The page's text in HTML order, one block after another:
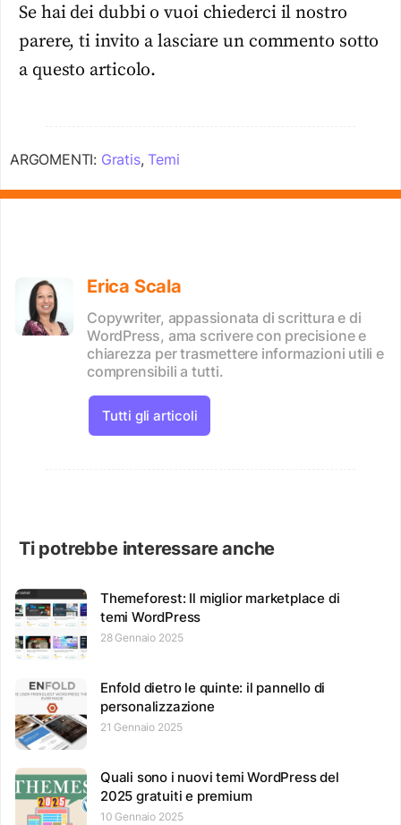
Se hai dei dubbi o vuoi chiederci il nostro
parere, ti invito a lasciare un commento sotto
a questo articolo.
ARGOMENTI: Gratis, Temi
Erica Scala
Copywriter, appassionata di scrittura e di
WordPress, ama scrivere con precisione e
chiarezza per trasmettere informazioni utili e
comprensibili a tutti.
Tutti gli articoli
Ti potrebbe interessare anche
Themeforest: Il miglior marketplace di
temi WordPress
28 Gennaio 2025
Enfold dietro le quinte: il pannello di
personalizzazione
21 Gennaio 2025
Quali sono i nuovi temi WordPress del
2025 gratuiti e premium
10 Gennaio 2025